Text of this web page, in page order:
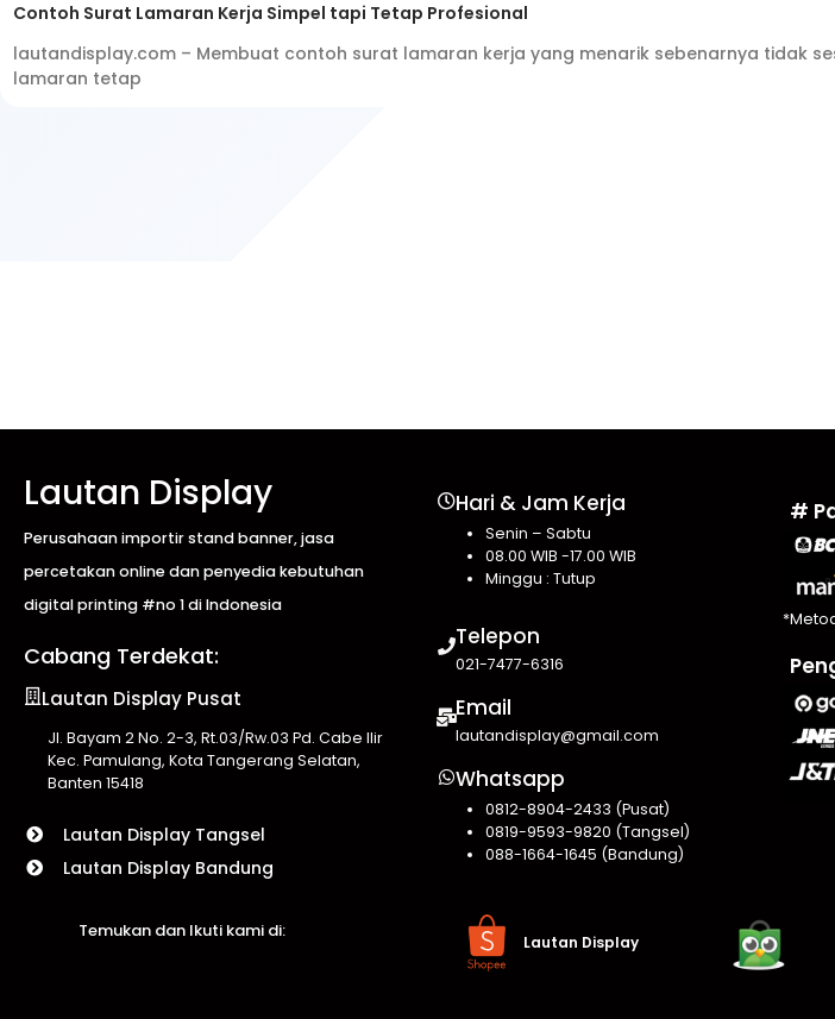
Contoh Surat Lamaran Kerja Simpel tapi Tetap Profesional
lautandisplay.com – Membuat contoh surat lamaran kerja yang menarik sebenarnya tidak
lamaran tetap
Lautan Display
Perusahaan importir stand banner, jasa
percetakan online dan penyedia kebutuhan
digital printing #no 1 di Indonesia
Cabang Terdekat:
Lautan Display Pusat
Jl. Bayam 2 No. 2-3, Rt.03/Rw.03 Pd. Cabe Ilir
Kec. Pamulang, Kota Tangerang Selatan,
Banten 15418
Lautan Display Tangsel
Lautan Display Bandung
Hari & Jam Kerja
Senin – Sabtu
08.00 WIB -17.00 WIB
Minggu : Tutup
Telepon
021-7477-6316
Email
lautandisplay@gmail.com
Whatsapp
0812-8904-2433 (Pusat)
0819-9593-9820 (Tangsel)
088-1664-1645 (Bandung)
#
Temukan dan Ikuti kami di:
Lautan Display